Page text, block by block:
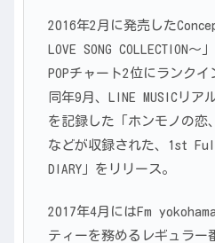
2016年2月に発売した
LOVE SONG COLLECTION
POPチャート2位にランクイ
同年9月、LINE MUSICリア
を記録した「ホンモノの恋
などが収録された、1st
DIARY」をリリース。
2017年4月にはFm
ティーを務めるレギュラー